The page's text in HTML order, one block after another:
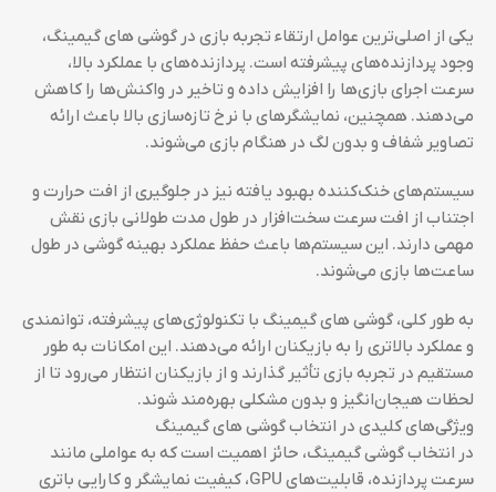
یکی از اصلی‌ترین عوامل ارتقاء تجربه بازی در گوشی های گیمینگ،
وجود پردازنده‌های پیشرفته است. پردازنده‌های با عملکرد بالا،
سرعت اجرای بازی‌ها را افزایش داده و تاخیر در واکنش‌ها را کاهش
می‌دهند. همچنین، نمایشگرهای با نرخ تازه‌سازی بالا باعث ارائه
تصاویر شفاف و بدون لگ در هنگام بازی می‌شوند.
سیستم‌های خنک‌کننده بهبود یافته نیز در جلوگیری از افت حرارت و
اجتناب از افت سرعت سخت‌افزار در طول مدت طولانی بازی نقش
مهمی دارند. این سیستم‌ها باعث حفظ عملکرد بهینه گوشی در طول
ساعت‌ها بازی می‌شوند.
به طور کلی، گوشی های گیمینگ با تکنولوژی‌های پیشرفته، توانمندی
و عملکرد بالاتری را به بازیکنان ارائه می‌دهند. این امکانات به طور
مستقیم در تجربه بازی تأثیر گذارند و از بازیکنان انتظار می‌رود تا از
لحظات هیجان‌انگیز و بدون مشکلی بهره‌مند شوند.
ویژگی‌های کلیدی در انتخاب گوشی های گیمینگ
در انتخاب گوشی گیمینگ، حائز اهمیت است که به عواملی مانند
سرعت پردازنده، قابلیت‌های GPU، کیفیت نمایشگر و کارایی باتری